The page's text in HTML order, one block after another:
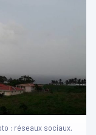
: réseaux sociaux.